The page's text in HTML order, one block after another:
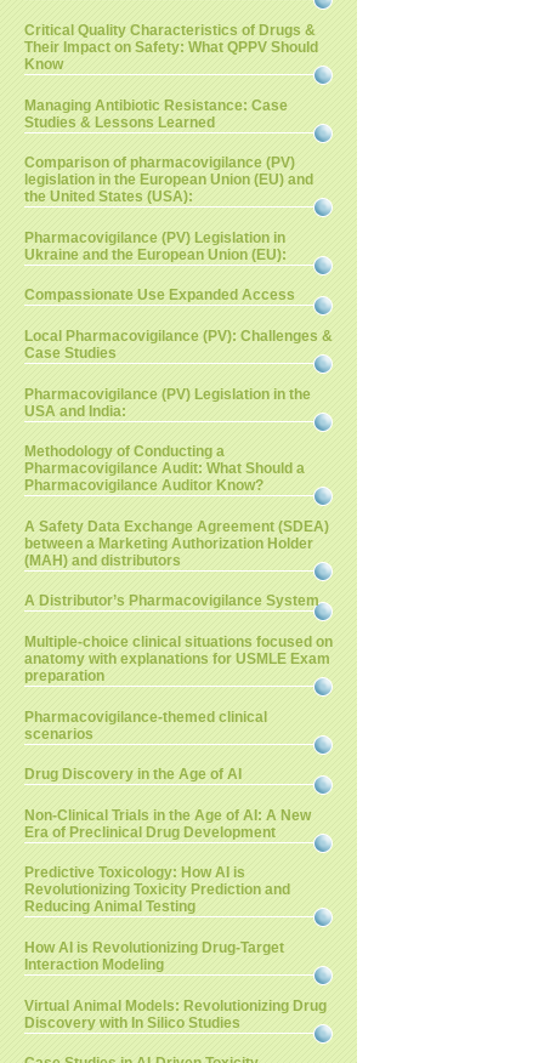
Critical Quality Characteristics of Drugs &
Their Impact on Safety: What QPPV Should
Know
Managing Antibiotic Resistance: Case
Studies & Lessons Learned
Comparison of pharmacovigilance (PV)
legislation in the European Union (EU) and
the United States (USA):
Pharmacovigilance (PV) Legislation in
Ukraine and the European Union (EU):
Compassionate Use Expanded Access
Local Pharmacovigilance (PV): Challenges &
Case Studies
Pharmacovigilance (PV) Legislation in the
USA and India:
Methodology of Conducting a
Pharmacovigilance Audit: What Should a
Pharmacovigilance Auditor Know?
A Safety Data Exchange Agreement (SDEA)
between a Marketing Authorization Holder
(MAH) and distributors
A Distributor’s Pharmacovigilance System
Multiple-choice clinical situations focused on
anatomy with explanations for USMLE Exam
preparation
Pharmacovigilance-themed clinical
scenarios
Drug Discovery in the Age of AI
Non-Clinical Trials in the Age of AI: A New
Era of Preclinical Drug Development
Predictive Toxicology: How AI is
Revolutionizing Toxicity Prediction and
Reducing Animal Testing
How AI is Revolutionizing Drug-Target
Interaction Modeling
Virtual Animal Models: Revolutionizing Drug
Discovery with In Silico Studies